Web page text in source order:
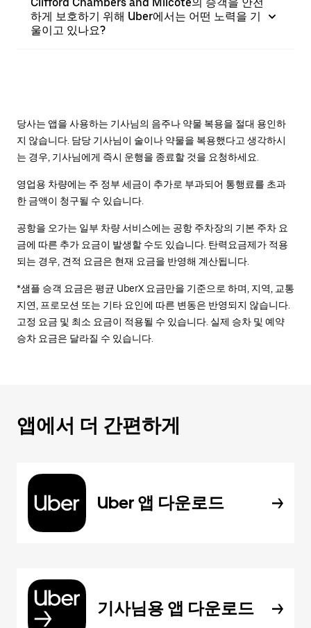
하게 보호하기 위해 Uber에서는 어떤 노력을 기
울이고 있나요?
당사는 앱을 사용하는 기사님의 음주나 약물 복용을 절대 용인하
지 않습니다. 담당 기사님이 술이나 약물을 복용했다고 생각하시
는 경우, 기사님에게 즉시 운행을 종료할 것을 요청하세요.
영업용 차량에는 주 정부 세금이 추가로 부과되어 통행료를 초과
한 금액이 청구될 수 있습니다.
공항을 오가는 일부 차량 서비스에는 공항 주차장의 기본 주차 요
금에 따른 추가 요금이 발생할 수도 있습니다. 탄력요금제가 적용
되는 경우, 견적 요금은 현재 요금을 반영해 계산됩니다.
*샘플 승객 요금은 평균 UberX 요금만을 기준으로 하며, 지역, 교통
지연, 프로모션 또는 기타 요인에 따른 변동은 반영되지 않습니다.
고정 요금 및 최소 요금이 적용될 수 있습니다. 실제 승차 및 예약
승차 요금은 달라질 수 있습니다.
앱에서 더 간편하게
Uber 앱 다운로드
기사님용 앱 다운로드